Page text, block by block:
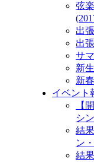
弦
出
出
サ
新
新
イベント
【
シ
結
ン
結